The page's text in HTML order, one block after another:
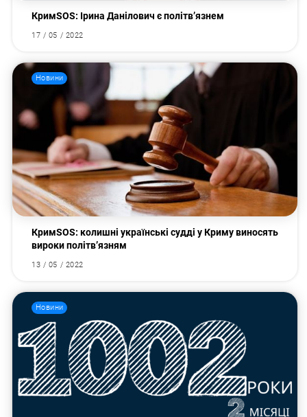
КримSOS: Ірина Данілович є політв’язнем
17 / 05 / 2022
Новини
КримSOS: колишні українські судді у Криму виносять
вироки політв’язням
13 / 05 / 2022
Новини